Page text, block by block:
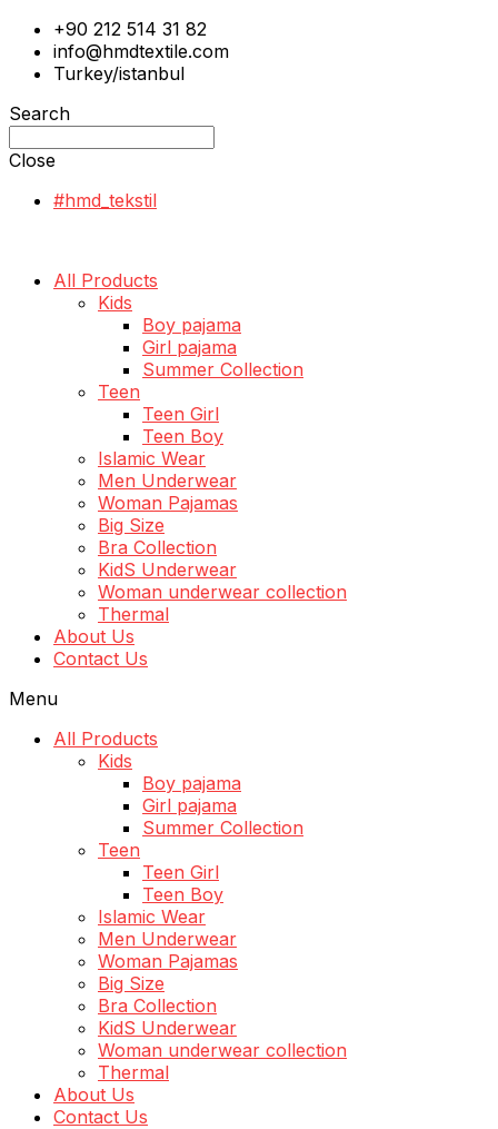
+90 212 514 31 82
info@hmdtextile.com
Turkey/istanbul
Search
Close
#hmd_tekstil
All Products
Kids
Boy pajama
Girl pajama
Summer Collection
Teen
Teen Girl
Teen Boy
Islamic Wear
Men Underwear
Woman Pajamas
Big Size
Bra Collection
KidS Underwear
Woman underwear collection
Thermal
About Us
Contact Us
Menu
All Products
Kids
Boy pajama
Girl pajama
Summer Collection
Teen
Teen Girl
Teen Boy
Islamic Wear
Men Underwear
Woman Pajamas
Big Size
Bra Collection
KidS Underwear
Woman underwear collection
Thermal
About Us
Contact Us